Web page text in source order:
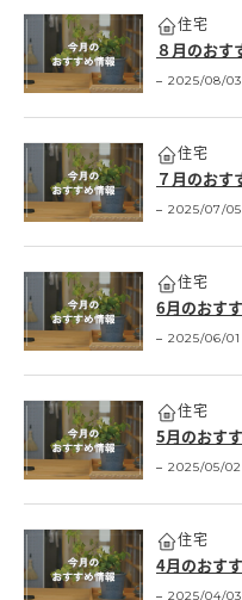
住宅
2025/08/03
住宅
2025/07/05
住宅
2025/06/01
住宅
2025/05/02
住宅
2025/04/03